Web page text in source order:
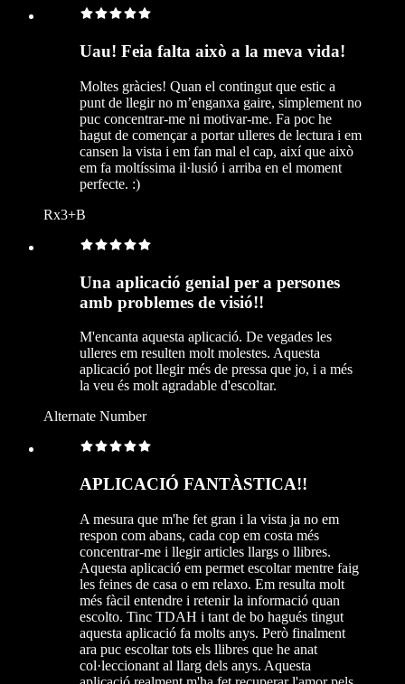
Uau! Feia falta això a la meva vida!
Moltes gràcies! Quan el contingut que estic a
punt de llegir no m’enganxa gaire, simplement no
puc concentrar-me ni motivar-me. Fa poc he
hagut de començar a portar ulleres de lectura i em
cansen la vista i em fan mal el cap, així que això
em fa moltíssima il·lusió i arriba en el moment
perfecte. :)
Rx3+B
Una aplicació genial per a persones
amb problemes de visió!!
M'encanta aquesta aplicació. De vegades les
ulleres em resulten molt molestes. Aquesta
aplicació pot llegir més de pressa que jo, i a més
la veu és molt agradable d'escoltar.
Alternate Number
APLICACIÓ FANTÀSTICA!!
A mesura que m'he fet gran i la vista ja no em
respon com abans, cada cop em costa més
concentrar-me i llegir articles llargs o llibres.
Aquesta aplicació em permet escoltar mentre faig
les feines de casa o em relaxo. Em resulta molt
més fàcil entendre i retenir la informació quan
escolto. Tinc TDAH i tant de bo hagués tingut
aquesta aplicació fa molts anys. Però finalment
ara puc escoltar tots els llibres que he anat
col·leccionant al llarg dels anys. Aquesta